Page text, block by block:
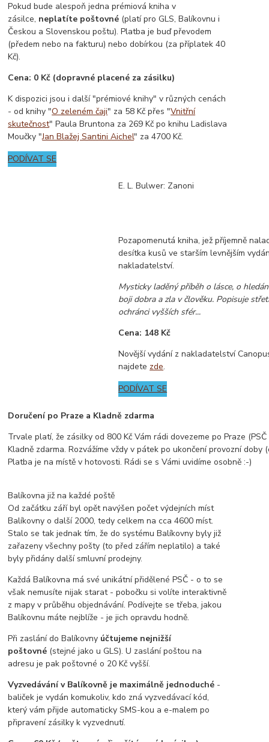
Pokud bude alespoň jedna prémiová kniha v
zásilce, neplatíte poštovné (platí pro GLS, Balíkovnu i
Českou a Slovenskou poštu). Platba je buď převodem
(předem nebo na fakturu) nebo dobírkou (za příplatek 40
Kč).
Cena: 0 Kč (dopravné placené za zásilku)
K dispozici jsou i další "prémiové knihy" v různých cenách
- od knihy "O zeleném čaji" za 58 Kč přes "Vnitřní
skutečnost" Paula Bruntona za 269 Kč po knihu Ladislava
Moučky "Jan Blažej Santini Aichel" za 4700 Kč.
PODÍVAT SE
E. L. Bulwer: Zanoni
Pozapomenutá kniha, jež příjemně
desítka kusů ve starším levnějším
nakladatelství.
Mysticky laděný příběh o lásce, o
boji dobra a zla v člověku. Popisuje
ochránci vyšších sfér...
Cena: 148 Kč
Novější vydání z nakladatelství
najdete zde.
PODÍVAT SE
Doručení po Praze a Kladně zdarma
Trvale platí, že zásilky od 800 Kč Vám rádi dovezeme po Praze
Kladně zdarma. Rozvážíme vždy v pátek po ukončení provozní doby
Platba je na místě v hotovosti. Rádi se s Vámi uvidíme osobně :-)
Balíkovna již na každé poště
Od začátku září byl opět navýšen počet výdejních míst
Balíkovny o další 2000, tedy celkem na cca 4600 míst.
Stalo se tak jednak tím, že do systému Balíkovny byly již
zařazeny všechny pošty (to před zářím neplatilo) a také
byly přidány další smluvní prodejny.
Každá Balíkovna má své unikátní přidělené PSČ - o to se
však nemusíte nijak starat - pobočku si volíte interaktivně
z mapy v průběhu objednávání. Podívejte se třeba, jakou
Balíkovnu máte nejblíže - je jich opravdu hodně.
Při zaslání do Balíkovny účtujeme nejnižší
poštovné (stejné jako u GLS). U zaslání poštou na
adresu je pak poštovné o 20 Kč vyšší.
Vyzvedávání v Balíkovně je maximálně jednoduché -
baliček je vydán komukoliv, kdo zná vyzvedávací kód,
který vám přijde automaticky SMS-kou a e-malem po
připravení zásilky k vyzvednutí.